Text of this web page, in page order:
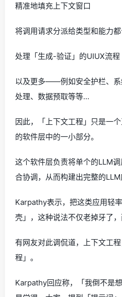
精准地填充上下文窗口
将调用请求分派给类型和能力
处理「生成-验证」的UIUX流程
以及更多——例如安全护栏、系
处理、数据预取等等…
因此，「上下文工程」只是一
的软件层中的一小部分。
这个软件层负责将单个的LLM
合协调，从而构建出完整的LLM
Karpathy表示，把这类应用轻
壳」，这种说法不仅老掉牙了，
有网友对此调侃道，上下文工
程」。
Karpathy回应称，「我倒不是